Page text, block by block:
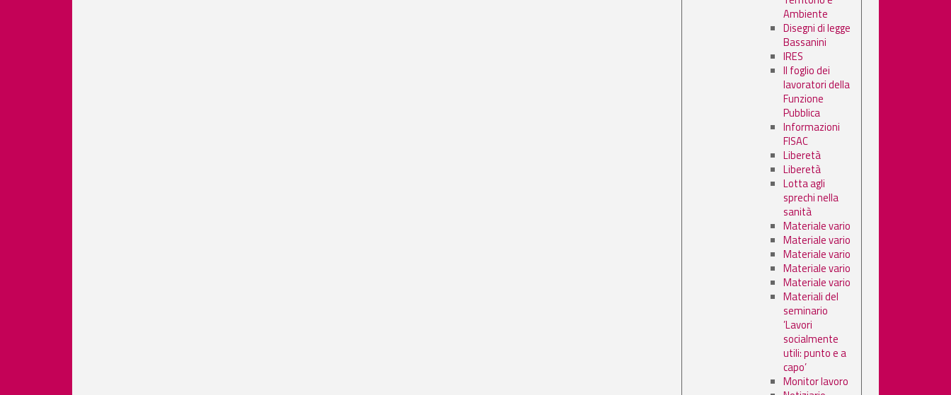
Ambiente
Disegni di legge
Bassanini
IRES
Il foglio dei
lavoratori della
Funzione
Pubblica
Informazioni
FISAC
Liberetà
Liberetà
Lotta agli
sprechi nella
sanità
Materiale vario
Materiale vario
Materiale vario
Materiale vario
Materiale vario
Materiali del
seminario
’Lavori
socialmente
utili: punto e a
capo’
Monitor lavoro